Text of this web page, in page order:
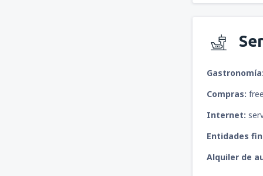
Compras:
Internet:
Entidades
Alquiler de